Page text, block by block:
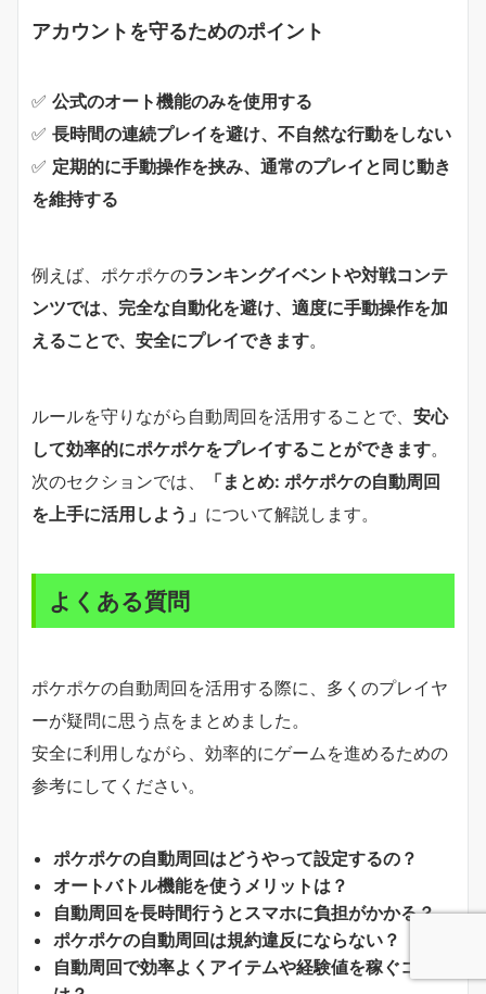
アカウントを守るためのポイント
✅ 公式のオート機能のみを使用する
✅ 長時間の連続プレイを避け、不自然な行動をしない
✅ 定期的に手動操作を挟み、通常のプレイと同じ動き
を維持する
例えば、ポケポケのランキングイベントや対戦コンテ
ンツでは、完全な自動化を避け、適度に手動操作を加
えることで、安全にプレイできます。
ルールを守りながら自動周回を活用することで、 安心
して効率的にポケポケをプレイすることができます。
次のセクションでは、
「まとめ: ポケポケの自動周回
を上手に活用しよう」 について解説します。
よくある質問
ポケポケの自動周回を活用する際に、多くのプレイヤ
ーが疑問に思う点をまとめました。
安全に利用しながら、効率的にゲームを進めるための
参考にしてください。
ポケポケの自動周回はどうやって設定するの？
オートバトル機能を使うメリットは？
自動周回を長時間行うとスマホに負担がかかる？
ポケポケの自動周回は規約違反にならない？
自動周回で効率よくアイテムや経験値を稼ぐコツ